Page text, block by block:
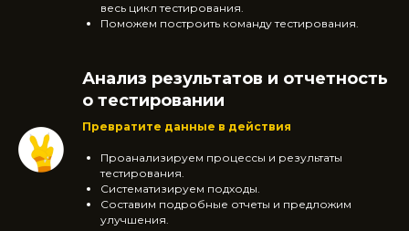
весь цикл тестирования.
Поможем построить команду тестирования.
Анализ результатов и отчетность
о тестировании
Превратите данные в действия
Проанализируем процессы и результаты
тестирования.
Систематизируем подходы.
Составим подробные отчеты и предложим
улучшения.